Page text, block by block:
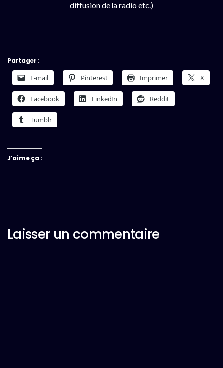
diffusion de la radio etc.)
Partager :
E-mail Pinterest Imprimer X
Facebook LinkedIn Reddit
Tumblr
J’aime ça :
Laisser un commentaire